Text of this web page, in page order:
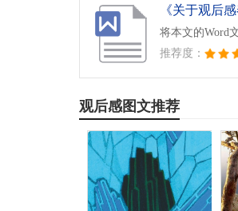
《关于观后
将本文的Word
推荐度：
观后感图文推荐